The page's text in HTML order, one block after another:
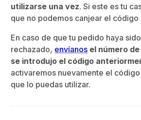
utilizarse una vez. Si este es tu
que no podemos canjear el código
En caso de que tu pedido haya
rechazado, envíanos el número
se introdujo el código
activaremos nuevamente el
que lo puedas utilizar.